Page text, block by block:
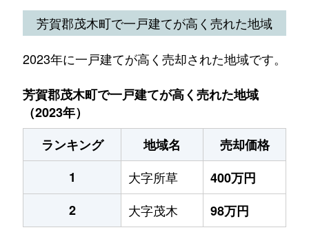
芳賀郡茂木町で一戸建てが高く売れた地域
2023年に一戸建てが高く売却された地域です。
芳賀郡茂木町で一戸建てが高く売れた地域
（2023年）
ランキング
地域名
売却価格
1
大字所草
400万円
2
大字茂木 98万円